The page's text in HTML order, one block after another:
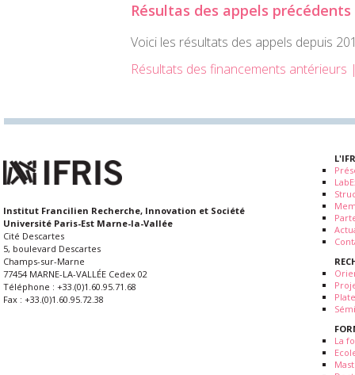
Résultas des appels précédents
Voici les résultats des appels depuis
Résultats des financements antérieurs |
Institut Francilien Recherche, Innovation et Société
Université Paris-Est Marne-la-Vallée
Cité Descartes
5, boulevard Descartes
Champs-sur-Marne
77454 MARNE-LA-VALLÉE Cedex 02
Téléphone : +33.(0)1.60.95.71.68
Fax : +33.(0)1.60.95.72.38
La